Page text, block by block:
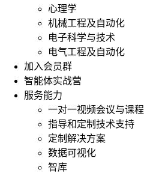
心理学
机械工程及自动化
电子科学与技术
电气工程及自动化
加入会员群
智能体实战营
服务能力
一对一视频会议与课程
指导和定制技术支持
定制解决方案
数据可视化
智库